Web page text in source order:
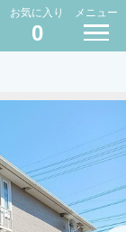
お気に入り
0
メニュー